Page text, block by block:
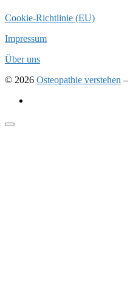
Cookie-Richtlinie (EU)
Impressum
Über uns
© 2026 Osteopathie verstehen –